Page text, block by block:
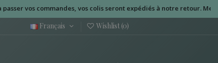
commandes, vos colis seront expédiés à notre retour. Merci pour
Français Wishlist (0)